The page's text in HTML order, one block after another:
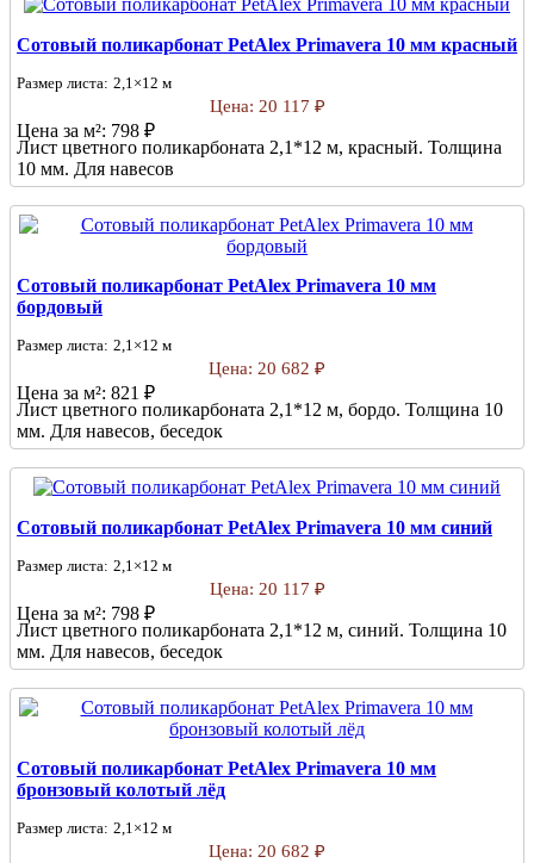
Сотовый поликарбонат PetAlex Primavera 10 мм красный
Размер листа: 2,1×12 м
Цена: 20 117 ₽
Цена за м²: 798 ₽
Лист цветного поликарбоната 2,1*12 м, красный. Толщина
10 мм. Для навесов
Сотовый поликарбонат PetAlex Primavera 10 мм
бордовый
Размер листа: 2,1×12 м
Цена: 20 682 ₽
Цена за м²: 821 ₽
Лист цветного поликарбоната 2,1*12 м, бордо. Толщина 10
мм. Для навесов, беседок
Сотовый поликарбонат PetAlex Primavera 10 мм синий
Размер листа: 2,1×12 м
Цена: 20 117 ₽
Цена за м²: 798 ₽
Лист цветного поликарбоната 2,1*12 м, синий. Толщина 10
мм. Для навесов, беседок
Сотовый поликарбонат PetAlex Primavera 10 мм
бронзовый колотый лёд
Размер листа: 2,1×12 м
Цена: 20 682 ₽